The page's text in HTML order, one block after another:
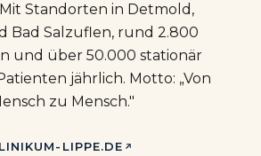
Standorten in Detmold,
Bad Salzuflen, rund 2.800
und über 50.000 stationär
jährlich. Motto: „Von
zu Mensch."
LIPPE.DE